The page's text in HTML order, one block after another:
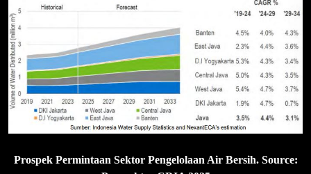
Prospek Permintaan Sektor Pengelolaan Air Bersih. Source: